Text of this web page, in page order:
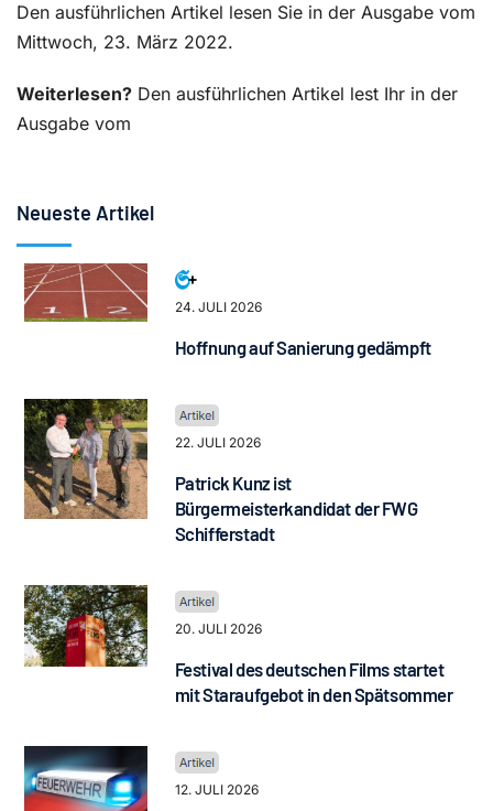
Den ausführlichen Artikel lesen Sie in der Ausgabe vom
Mittwoch, 23. März 2022.
Weiterlesen? Den ausführlichen Artikel lest Ihr in der
Ausgabe vom
Neueste Artikel
24. JULI 2026
Hoffnung auf Sanierung gedämpft
22. JULI 2026
Patrick Kunz ist
Bürgermeisterkandidat der FWG
Schifferstadt
20. JULI 2026
Festival des deutschen Films startet
mit Staraufgebot in den Spätsommer
12. JULI 2026